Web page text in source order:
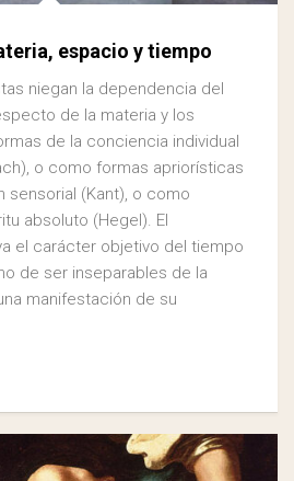
espacio y tiempo
niegan la dependencia del
de la materia y los
de la conciencia individual
o como formas apriorísticas
sensorial (Kant), o como
absoluto (Hegel). El
el carácter objetivo del tiempo
de ser inseparables de la
manifestación de su